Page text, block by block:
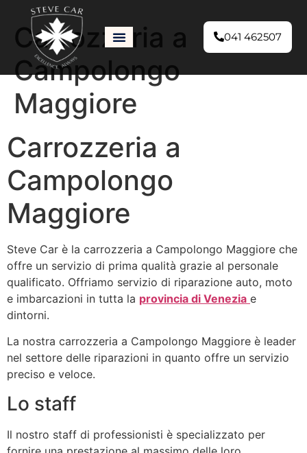
041 462507
Carrozzeria a
Campolongo
Maggiore
Carrozzeria a
Campolongo
Maggiore
Steve Car è la carrozzeria a Campolongo Maggiore che
offre un servizio di prima qualità grazie al personale
qualificato. Offriamo servizio di riparazione auto, moto
e imbarcazioni in tutta la provincia di Venezia e
dintorni.
La nostra carrozzeria a Campolongo Maggiore è leader
nel settore delle riparazioni in quanto offre un servizio
preciso e veloce.
Lo staff
Il nostro staff di professionisti è specializzato per